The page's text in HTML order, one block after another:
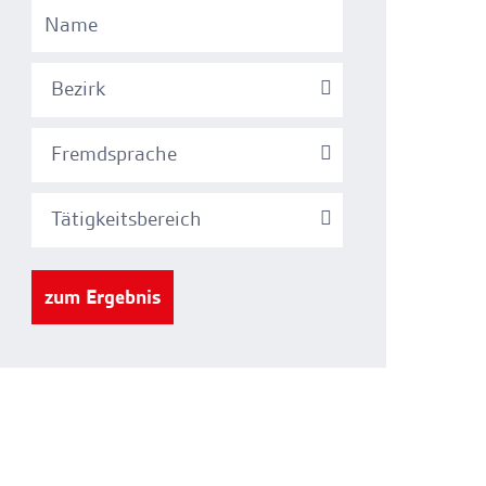
Bezirk
Fremdsprache
Tätigkeitsbereich
zum Ergebnis